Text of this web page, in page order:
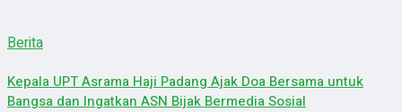
Berita
Kepala UPT Asrama Haji Padang Ajak Doa Bersama untuk
Bangsa dan Ingatkan ASN Bijak Bermedia Sosial